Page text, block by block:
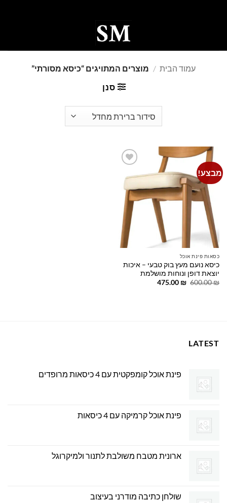
עמוד הבית / מוצרים המתויגים “כיסא מסורתי”
סנן
מבצע!
wishlist
כסאות פינת אוכל
כיסא נועם מעץ בוק טבעי – איכות
יוצאת דופן ונוחות מושלמת
600.00₪
המחיר
475.00 ₪
המחיר
LATEST
פינת אוכל קומפקטית עם 4 כיסאות מרופדים
פינת אוכל קרמיקה עם 4 כיסאות
ארונית מטבח משולבת לתנור ולמיקרוגל
שולחן כתיבה מודרני בעיצוב